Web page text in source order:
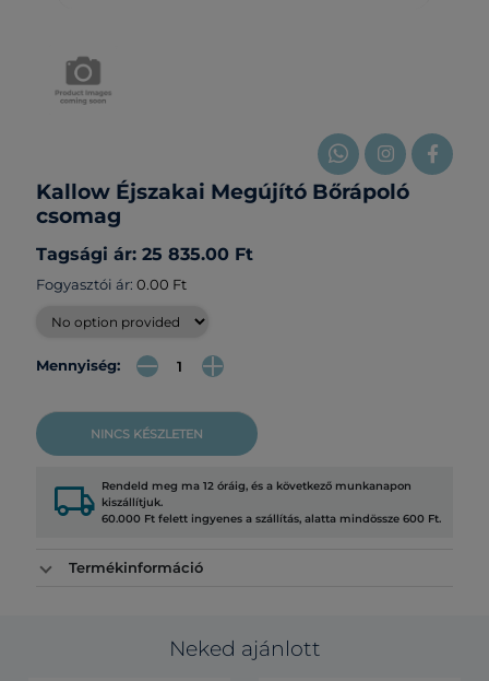
Kallow Éjszakai Megújító Bőrápoló
csomag
Tagsági ár: 25 835.00 Ft
Fogyasztói ár: 0.00 Ft
Mennyiség:
NINCS KÉSZLETEN
local_shipping Rendeld meg ma 12 óráig, és a következő munkanapon
kiszállítjuk.
60.000 Ft felett ingyenes a szállítás, alatta mindössze 600 Ft.
Termékinformáció
Neked ajánlott